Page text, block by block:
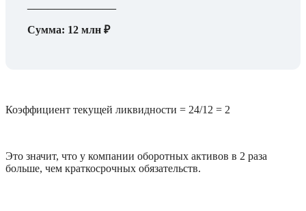
Сумма: 12 млн ₽
Коэффициент текущей ликвидности = 24/12 = 2
Это значит, что у компании оборотных активов в 2 раза
больше, чем краткосрочных обязательств.